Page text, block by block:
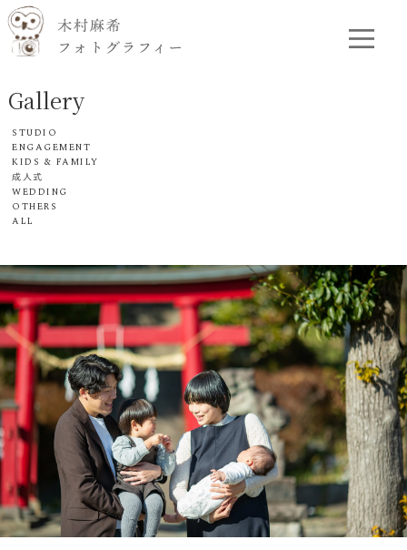
Gallery
STUDIO
ENGAGEMENT
KIDS & FAMILY
成人式
WEDDING
OTHERS
ALL